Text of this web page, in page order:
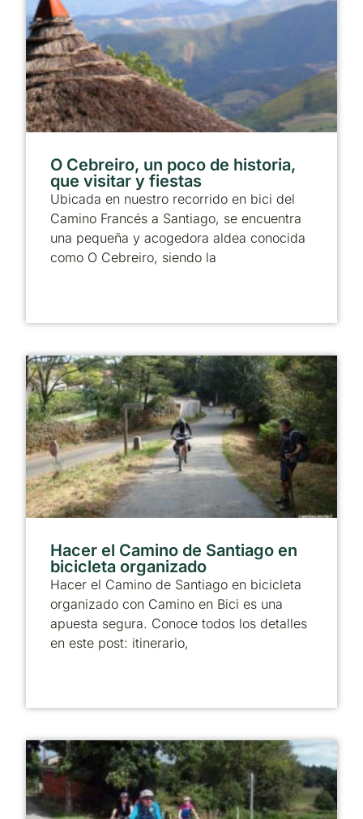
O Cebreiro, un poco de historia,
que visitar y fiestas
Ubicada en nuestro recorrido en bici del
Camino Francés a Santiago, se encuentra
una pequeña y acogedora aldea conocida
como O Cebreiro, siendo la
Hacer el Camino de Santiago en
bicicleta organizado
Hacer el Camino de Santiago en bicicleta
organizado con Camino en Bici es una
apuesta segura. Conoce todos los detalles
en este post: itinerario,